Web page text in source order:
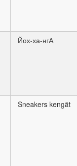
Йох-ха-нгА
Sneakers kengät